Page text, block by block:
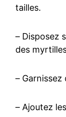
tailles.
– Disposez
des
–
– Ajoutez